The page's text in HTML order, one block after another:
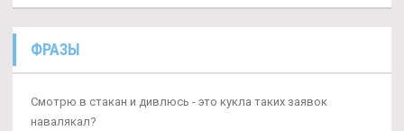
ФРАЗЫ
Смотрю в стакан и дивлюсь - это кукла таких заявок
навалякал?